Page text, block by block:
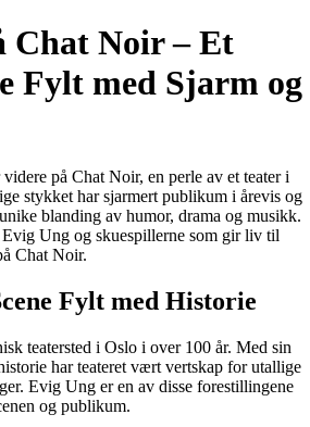
Chat Noir – Et
Fylt med Sjarm og
på Chat Noir, en perle av et teater i
stykket har sjarmert publikum i årevis og
blanding av humor, drama og musikk.
Ung og skuespillerne som gir liv til
Chat Noir.
Fylt med Historie
teatersted i Oslo i over 100 år. Med sin
har teateret vært vertskap for utallige
Evig Ung er en av disse forestillingene
og publikum.